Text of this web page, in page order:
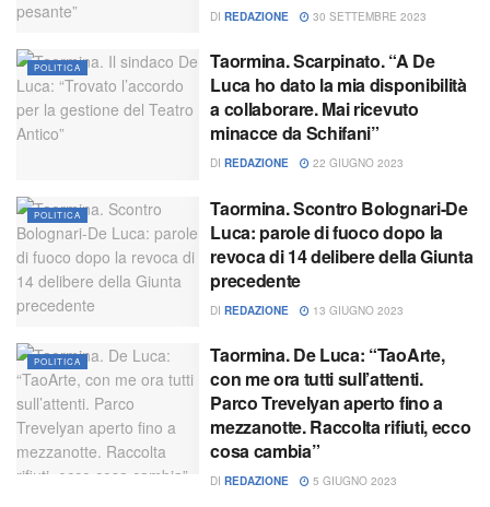
DI REDAZIONE 30 SETTEMBRE 2023
POLITICA
Taormina. Scarpinato. “A De
Luca ho dato la mia disponibilità
a collaborare. Mai ricevuto
minacce da Schifani”
DI REDAZIONE 22 GIUGNO 2023
POLITICA
Taormina. Scontro Bolognari-De
Luca: parole di fuoco dopo la
revoca di 14 delibere della Giunta
precedente
DI REDAZIONE 13 GIUGNO 2023
POLITICA
Taormina. De Luca: “TaoArte,
con me ora tutti sull’attenti.
Parco Trevelyan aperto fino a
mezzanotte. Raccolta rifiuti, ecco
cosa cambia”
DI REDAZIONE 5 GIUGNO 2023